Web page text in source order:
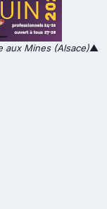
aux Mines (Alsace)▲